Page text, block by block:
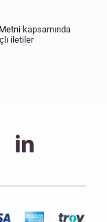
kapsamında
iletiler